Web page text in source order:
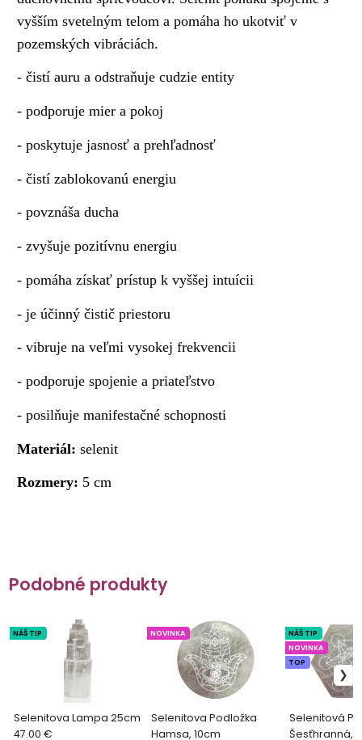
vyšším svetelným telom a pomáha ho ukotviť v
pozemských vibráciách.
- čistí auru a odstraňuje cudzie entity
- podporuje mier a pokoj
- poskytuje jasnosť a prehľadnosť
- čistí zablokovanú energiu
- povznáša ducha
- zvyšuje pozitívnu energiu
- pomáha získať prístup k vyššej intuícii
- je účinný čistič priestoru
- vibruje na veľmi vysokej frekvencii
- podporuje spojenie a priateľstvo
- posilňuje manifestačné schopnosti
Materiál: selenit
Rozmery: 5 cm
Podobné produkty
Selenitova Lampa 25cm
NÁŠ TIP
47.00 €
Selenitova Podložka
Hamsa, 10cm
NOVINKA
Selenitová
Šesťhranná,
NÁŠ TIP
NOVINKA
TOP